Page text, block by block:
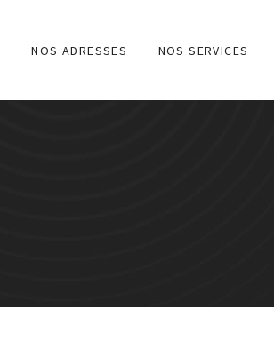
NOS ADRESSES NOS SERVICES